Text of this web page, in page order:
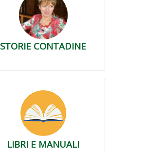
STORIE CONTADINE
LIBRI E MANUALI